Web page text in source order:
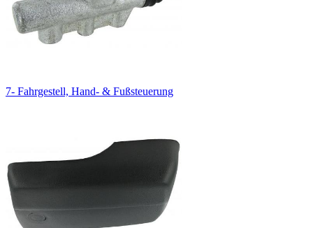
7- Fahrgestell, Hand- & Fußsteuerung